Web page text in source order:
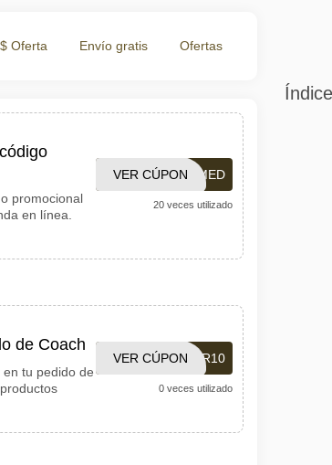
$ Oferta Envío gratis Ofertas
promocional
en línea.
CHARMED
VER CÚPON
20 veces utilizado
de Coach
tu pedido de
CYBER10
VER CÚPON
0 veces utilizado